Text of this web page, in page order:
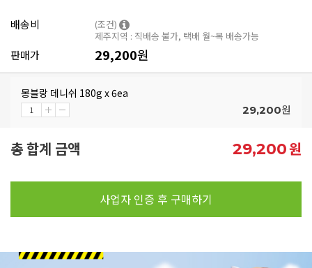
배송비
(조건)
제주지역 : 직배송 불가, 택배 월~목 배송가능
판매가 29,200원
몽블랑 데니쉬 180g x 6ea
29,200원
총 합계 금액 29,200원
사업자 인증 후 구매하기